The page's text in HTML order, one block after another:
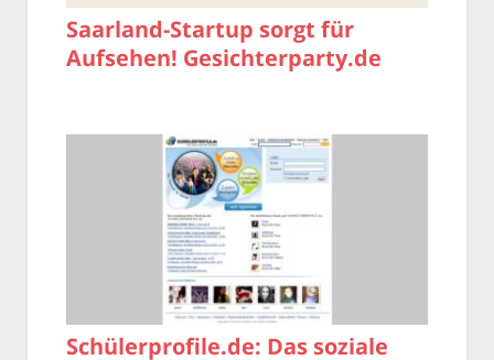
Saarland-Startup sorgt für
Aufsehen! Gesichterparty.de
Schülerprofile.de: Das soziale